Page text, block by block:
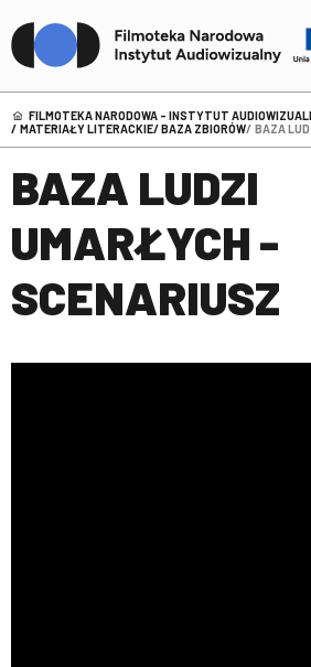
FILMOTEKA NARODOWA – INSTYTUT
MATERIAŁY LITERACKIE BAZA ZBIORÓW BAZA
BAZA LUDZI
UMARŁYCH -
SCENARIUSZ